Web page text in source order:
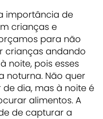
importância de
crianças e
para não
crianças andando
noite, pois esses
noturna. Não quer
dia, mas à noite é
alimentos. A
de capturar a